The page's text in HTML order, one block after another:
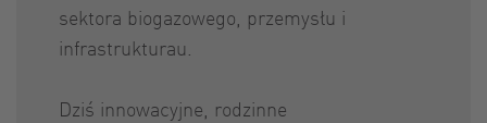
sektora biogazowego, przemysłu i
infrastrukturau.
Dziś innowacyjne, rodzinne